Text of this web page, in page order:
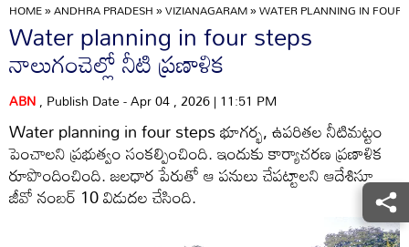
HOME»ANDHRA PRADESH»VIZIANAGARAM»WATER PLANNING IN FOUR
Water planning in four steps
నాలుగంచెల్లో నీటి ప్రణాళిక
ABN, Publish Date - Apr 04 , 2026 | 11:51 PM
Water planning in four steps భూగర్భ, ఉపరితల నీటిమట్టం
పెంచాలని ప్రభుత్వం సంకల్పించింది. ఇందుకు కార్యాచరణ ప్రణాళిక
రూపొందించింది. జలధార పేరుతో ఆ పనులు చేపట్టాలని ఆదేశిస్తూ
జీవో నంబర్‌ 10 విడుదల చేసింది.